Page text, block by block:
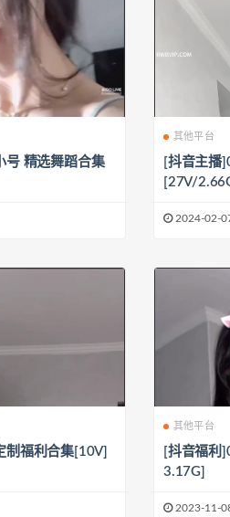
号 精选舞蹈合集
其他平台
[抖音主播
[27V/
2024-02-
制福利合集[10V]
其他平台
[抖音福利
3.17G]
2023-11-